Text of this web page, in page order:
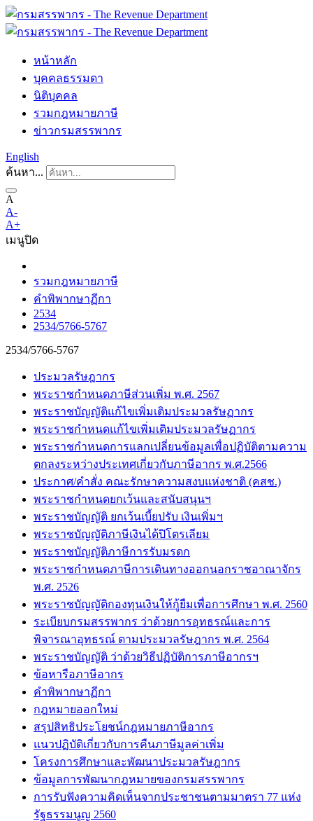
หน้าหลัก
บุคคลธรรมดา
นิติบุคคล
รวมกฎหมายภาษี
ข่าวกรมสรรพากร
English
ค้นหา...
A
A-
A+
เมนูปิด
รวมกฎหมายภาษี
คำพิพากษาฏีกา
2534
2534/5766-5767
2534/5766-5767
ประมวลรัษฎากร
พระราชกำหนดภาษีส่วนเพิ่ม พ.ศ. 2567
พระราชบัญญัติแก้ไขเพิ่มเติมประมวลรัษฏากร
พระราชกำหนดแก้ไขเพิ่มเติมประมวลรัษฏากร
พระราชกำหนดการแลกเปลี่ยนข้อมูลเพื่อปฏิบัติตามความ
ตกลงระหว่างประเทศเกี่ยวกับภาษีอากร พ.ศ.2566
ประกาศ/คำสั่ง คณะรักษาความสงบแห่งชาติ (คสช.)
พระราชกำหนดยกเว้นและสนับสนุนฯ
พระราชบัญญัติ ยกเว้นเบี้ยปรับ เงินเพิ่มฯ
พระราชบัญญัติภาษีเงินได้ปิโตรเลียม
พระราชบัญญัติภาษีการรับมรดก
พระราชกำหนดภาษีการเดินทางออกนอกราชอาณาจักร
พ.ศ. 2526
พระราชบัญญัติกองทุนเงินให้กู้ยืมเพื่อการศึกษา พ.ศ. 2560
ระเบียบกรมสรรพากร ว่าด้วยการอุทธรณ์และการ
พิจารณาอุทธรณ์ ตามประมวลรัษฎากร พ.ศ. 2564
พระราชบัญญัติ ว่าด้วยวิธีปฏิบัติการภาษีอากรฯ
ข้อหารือภาษีอากร
คำพิพากษาฏีกา
กฎหมายออกใหม่
สรุปสิทธิประโยชน์กฎหมายภาษีอากร
แนวปฏิบัติเกี่ยวกับการคืนภาษีมูลค่าเพิ่ม
โครงการศึกษาและพัฒนาประมวลรัษฎากร
ข้อมูลการพัฒนากฎหมายของกรมสรรพากร
การรับฟังความคิดเห็นจากประชาชนตามมาตรา 77 แห่ง
รัฐธรรมนูญ 2560